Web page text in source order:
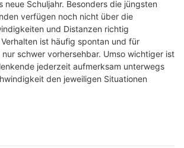
neue Schuljahr. Besonders die jüngsten
verfügen noch nicht über die
und Distanzen richtig
ist häufig spontan und für
schwer vorhersehbar. Umso wichtiger ist
jederzeit aufmerksam unterwegs
den jeweiligen Situationen